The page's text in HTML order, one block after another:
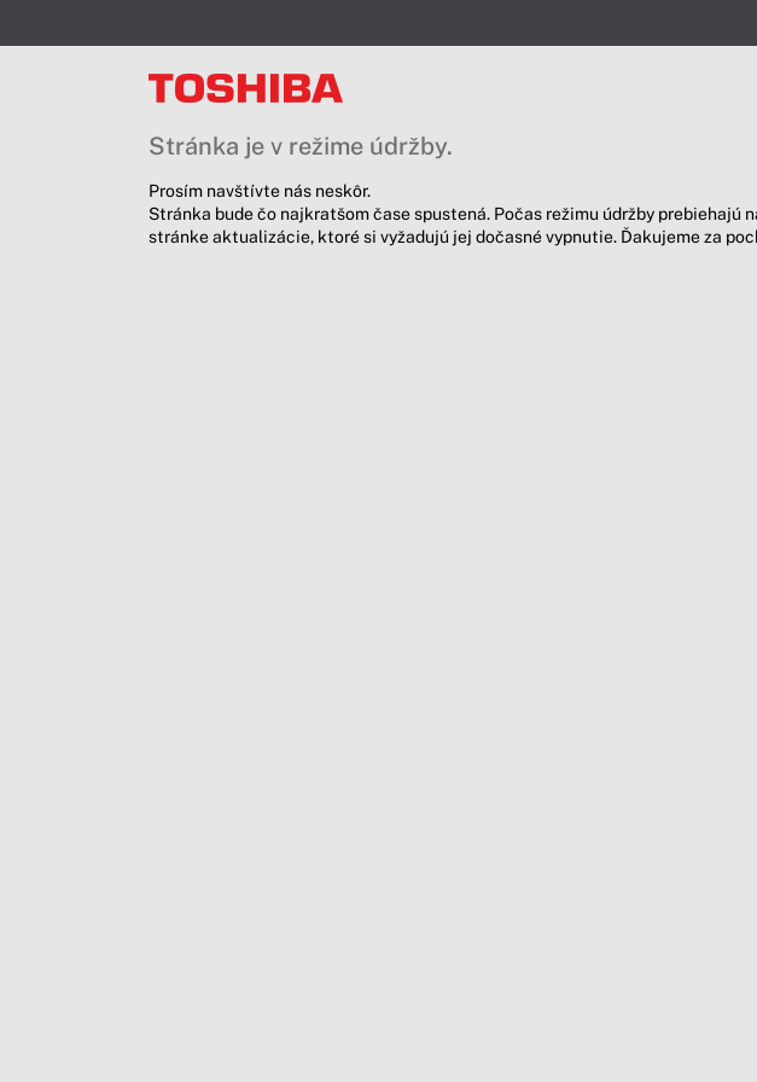
Stránka je v režime údržby.
Prosím navštívte nás neskôr.
Stránka bude čo najkratšom čase spustená. Počas režimu údržby prebiehajú
stránke aktualizácie, ktoré si vyžadujú jej dočasné vypnutie. Ďakujeme za